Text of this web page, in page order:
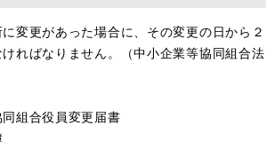
変更があった場合に、その変更の日から２
ればなりません。（中小企業等協同組合法
同組合役員変更届書